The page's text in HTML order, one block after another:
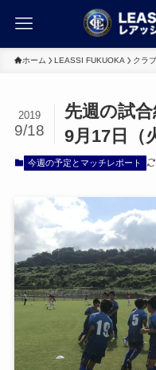
ホーム LEASSI FUKUOKA クラ
先週の試
9月17日（
2019
9/18
今週の予定とマッチレポート